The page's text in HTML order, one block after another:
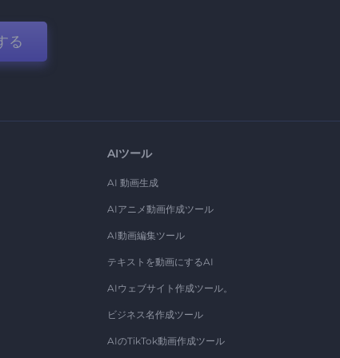
る
AIツール
AI 動画生成
AIアニメ動画作成ツール
AI動画編集ツール
テキストを動画にするAI
AIウェブサイト作成ツール。
ビジネス名作成ツール
AIのTikTok動画作成ツール